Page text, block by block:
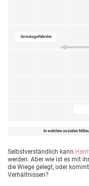
Armutsgefährdet
In welchen sozialen
Selbstverständlich kann
werden. Aber wie ist es mit
die Wiege gelegt, oder
Verhältnissen?